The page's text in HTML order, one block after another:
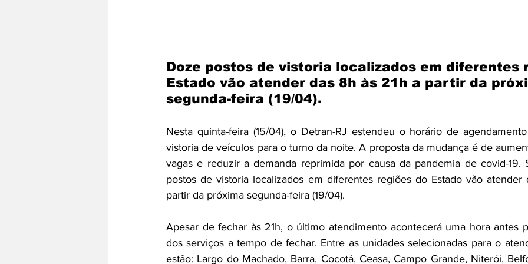
Doze postos de vistoria localizados em diferentes
Estado vão atender das 8h às 21h a partir da
segunda-feira (19/04).
Nesta quinta-feira (15/04), o Detran-RJ estendeu o horário de
vistoria de veículos para o turno da noite. A proposta da mudança é de
vagas e reduzir a demanda reprimida por causa da pandemia de covid-19.
postos de vistoria localizados em diferentes regiões do Estado vão atender
partir da próxima segunda-feira (19/04).
Apesar de fechar às 21h, o último atendimento acontecerá uma hora antes
dos serviços a tempo de fechar. Entre as unidades selecionadas para o
estão: Largo do Machado, Barra, Cocotá, Ceasa, Campo Grande, Niterói,